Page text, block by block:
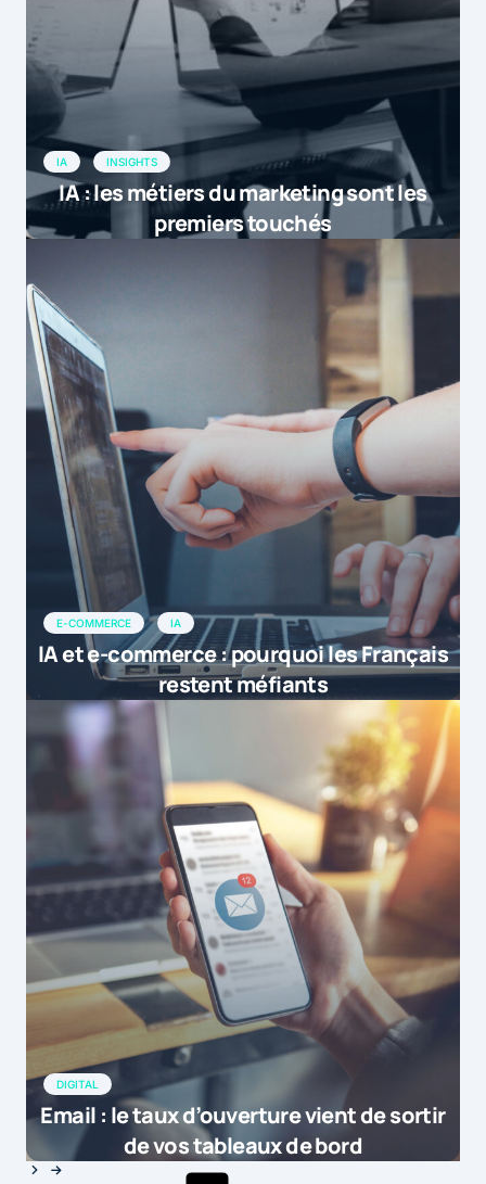
IA INSIGHTS
IA : les métiers du marketing sont les
premiers touchés
E-COMMERCE IA
IA et e-commerce : pourquoi les Français
restent méfiants
DIGITAL
Email : le taux d’ouverture vient de sortir
de vos tableaux de bord